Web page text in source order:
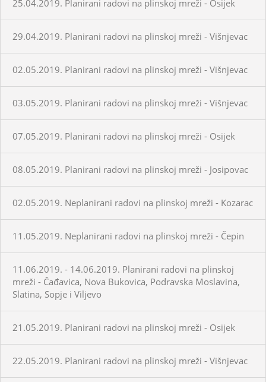
25.04.2019. Planirani radovi na plinskoj mreži - Osijek
29.04.2019. Planirani radovi na plinskoj mreži - Višnjevac
02.05.2019. Planirani radovi na plinskoj mreži - Višnjevac
03.05.2019. Planirani radovi na plinskoj mreži - Višnjevac
07.05.2019. Planirani radovi na plinskoj mreži - Osijek
08.05.2019. Planirani radovi na plinskoj mreži - Josipovac
02.05.2019. Neplanirani radovi na plinskoj mreži - Kozarac
11.05.2019. Neplanirani radovi na plinskoj mreži - Čepin
11.06.2019. - 14.06.2019. Planirani radovi na plinskoj
mreži - Čađavica, Nova Bukovica, Podravska Moslavina,
Slatina, Sopje i Viljevo
21.05.2019. Planirani radovi na plinskoj mreži - Osijek
22.05.2019. Planirani radovi na plinskoj mreži - Višnjevac